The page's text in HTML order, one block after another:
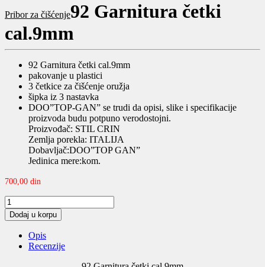
Pribor za čišćenje92 Garnitura četki
cal.9mm
92 Garnitura četki cal.9mm
pakovanje u plastici
3 četkice za čišćenje oružja
šipka iz 3 nastavka
DOO”TOP-GAN” se trudi da opisi, slike i specifikacije
proizvoda budu potpuno verodostojni.
Proizvođač: STIL CRIN
Zemlja porekla: ITALIJA
Dobavljač:DOO”TOP GAN”
Jedinica mere:kom.
700,00 din
92
Garnitura
četki
cal.9mm
quantity
Dodaj u korpu
Opis
Recenzije